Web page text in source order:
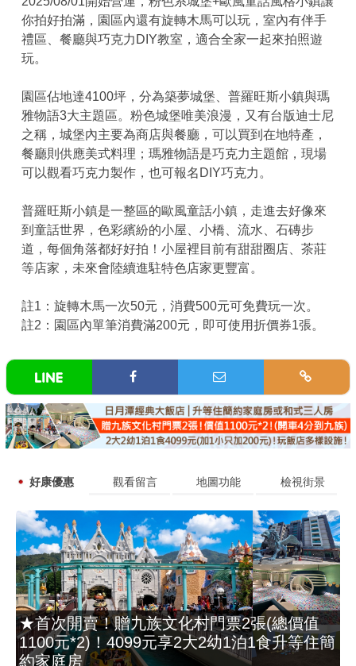
你拍好拍滿，園區內還有旋轉木馬可以玩，室內有伴手
禮區、餐廳與巧克力DIY教室，適合全家一起來拍照遊
玩。
園區佔地達4100坪，分為築夢城堡、普羅旺斯小鎮與瑪
雅物語3大主題區。粉色城堡唯美浪漫，又有台版迪士尼
之稱，城堡內主要為商店與餐廳，可以買到在地特產，
餐廳則供應美式料理；瑪雅物語是巧克力主題館，現場
可以觀看巧克力製作，也可報名DIY巧克力。
普羅旺斯小鎮是一整區的歐風童話小鎮，走進去好像來
到童話世界，色彩繽紛的小屋、小橋、流水、石磚步
道，每個角落都好好拍！小屋裡目前有甜甜圈店、茶莊
等店家，未來會陸續進駐特色店家更豐富。
註1：旋轉木馬一次50元，消費500元可免費玩一次。
註2：園區內單筆消費滿200元，即可使用折價券1張。
好康優惠 觀看留言 地圖功能 檢視街景
★首次開賣！贈九族文化村門票2張(總價值
1100元*2)！4099元享2大2幼1泊1食升等住簡
約家庭房